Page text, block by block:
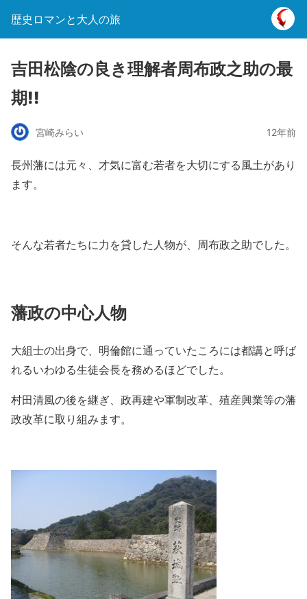
歴史ロマンと大人の旅
吉田松陰の良き理解者周布政之助の最
期!!
宮崎みらい 12年前
長州藩には元々、才気に富む若者を大切にする風土があり
ます。
そんな若者たちに力を貸した人物が、周布政之助でした。
藩政の中心人物
大組士の出身で、明倫館に通っていたころには都講と呼ば
れるいわゆる生徒会長を務めるほどでした。
村田清風の後を継ぎ、政再建や軍制改革、殖産興業等の藩
政改革に取り組みます。